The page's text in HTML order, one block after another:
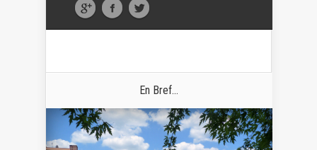
En Bref...